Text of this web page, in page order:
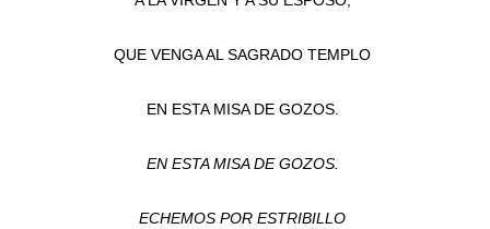
QUE VENGA AL SAGRADO TEMPLO
EN ESTA MISA DE GOZOS.
EN ESTA MISA DE GOZOS.
ECHEMOS POR ESTRIBILLO